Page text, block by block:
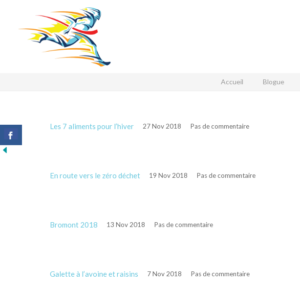
Accueil Blogue
Les 7 aliments pour l’hiver 27 Nov 2018 Pas de commentaire
En route vers le zéro déchet 19 Nov 2018 Pas de commentaire
Bromont 2018 13 Nov 2018 Pas de commentaire
Galette à l’avoine et raisins 7 Nov 2018 Pas de commentaire